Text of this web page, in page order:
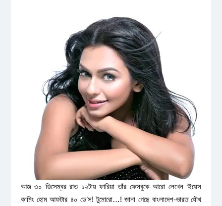
আজ ৩০ ডিসেম্বর রাত ১২টায় ফারিয়া তাঁর ফেসবুকে আরো লেখেন ‘ইয়েস
কামিং হোম আফটার ৪০ ডে’স! টুমোরো…! জানা গেছে বাংলাদেশ-ভারত যৌথ